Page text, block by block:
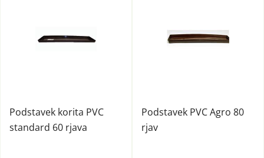
Podstavek korita PVC
standard 60 rjava
Podstavek PVC Agro 80
rjav